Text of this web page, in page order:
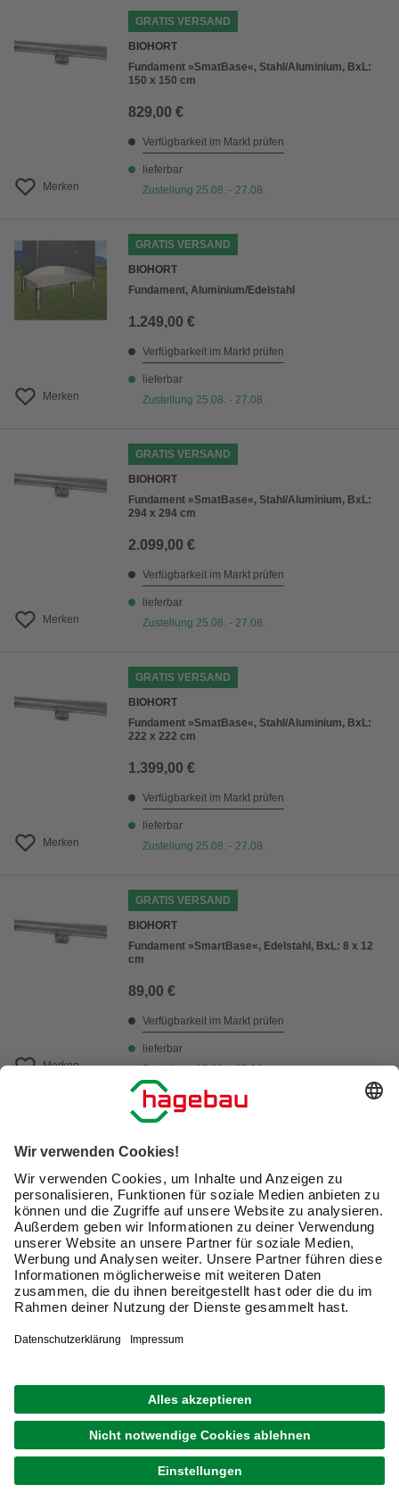
Merken
GRATIS VERSAND
BIOHORT
Fundament »SmatBase«, Stahl/Aluminium, BxL:
150 x 150 cm
829,00 €
Verfügbarkeit im Markt prüfen
lieferbar
Zustellung 25.08. - 27.08.
Merken
GRATIS VERSAND
BIOHORT
Fundament, Aluminium/Edelstahl
1.249,00 €
Verfügbarkeit im Markt prüfen
lieferbar
Zustellung 25.08. - 27.08.
Merken
GRATIS VERSAND
BIOHORT
Fundament »SmatBase«, Stahl/Aluminium, BxL:
294 x 294 cm
2.099,00 €
Verfügbarkeit im Markt prüfen
lieferbar
Zustellung 25.08. - 27.08.
Merken
GRATIS VERSAND
BIOHORT
Fundament »SmatBase«, Stahl/Aluminium, BxL:
222 x 222 cm
1.399,00 €
Verfügbarkeit im Markt prüfen
lieferbar
Zustellung 25.08. - 27.08.
Merken
GRATIS VERSAND
BIOHORT
Fundament »SmartBase«, Edelstahl, BxL: 8 x 12
cm
89,00 €
Verfügbarkeit im Markt prüfen
lieferbar
Zustellung 25.08. - 27.08.
Merken
GRATIS VERSAND
BIOHORT
252 x 172 cm
1.349,00 €
Verfügbarkeit im Markt prüfen
lieferbar
Zustellung 25.08. - 27.08.
GRATIS VERSAND
Fundament »SmatBase«, Stahl/Aluminium, BxL:
172 x 172 cm
999,00 €
Verfügbarkeit im Markt prüfen